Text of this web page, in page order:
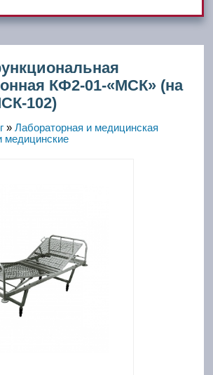
КФ2-01-«МСК» (на
102)
» Лабораторная и медицинская
медицинские